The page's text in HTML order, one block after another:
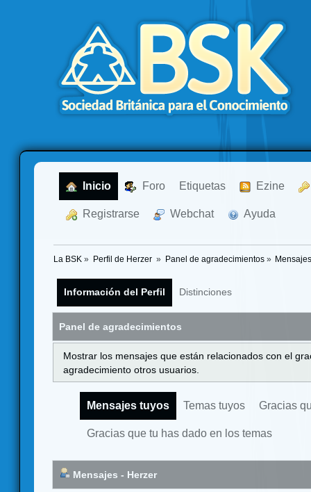
Inicio Foro Etiquetas Ezine
Registrarse Webchat Ayuda
La BSK » Perfil de Herzer » Panel de agradecimientos»
Información del Perfil Distinciones
Panel de agradecimientos
Mostrar los mensajes que están relacionados con el
agradecimiento otros usuarios.
Mensajes tuyos Temas tuyos Gracias
Gracias que tu has dado en los temas
Mensajes - Herzer